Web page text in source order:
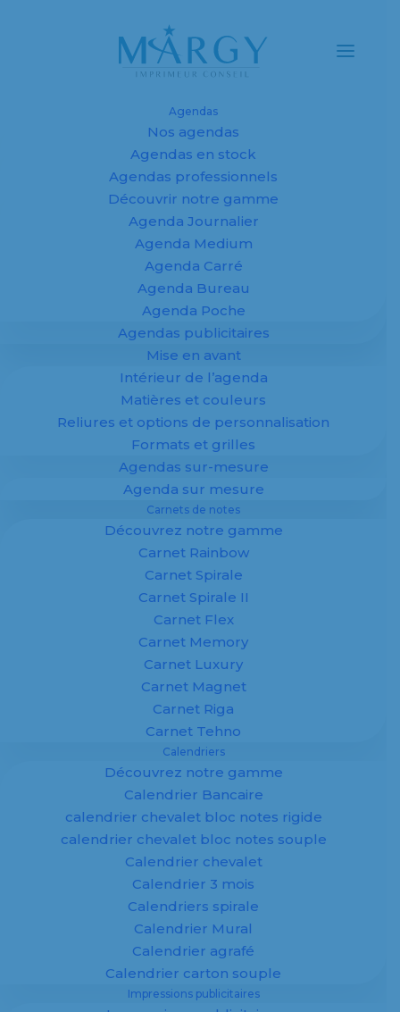
Agendas
Nos agendas
Agendas en stock
Agendas professionnels
Découvrir notre gamme
Agenda Journalier
Agenda Medium
Agenda Carré
Agenda Bureau
Agenda Poche
Agendas publicitaires
Mise en avant
Intérieur de l’agenda
Matières et couleurs
Reliures et options de personnalisation
Formats et grilles
Agendas sur-mesure
Agenda sur mesure
Carnets de notes
Découvrez notre gamme
Carnet Rainbow
Carnet Spirale
Carnet Spirale II
Carnet Flex
Carnet Memory
Carnet Luxury
Carnet Magnet
Carnet Riga
Carnet Tehno
Calendriers
Découvrez notre gamme
Calendrier Bancaire
calendrier chevalet bloc notes rigide
calendrier chevalet bloc notes souple
Calendrier chevalet
Calendrier 3 mois
Calendriers spirale
Calendrier Mural
Calendrier agrafé
Calendrier carton souple
Impressions publicitaires
Agendas et
calendriers
personnalisés
2027 pour
entreprises,
fabricant sur
mesure
100 % personnalisé
Spécialiste de la fabrication d’agendas
et supports imprimés
personnalisés pour entreprises, Margy
Imprimeur vous accompagne dans la
création de supports publicitaires sur
Agendas, calendriers et carnets
votre image : offrez à vos clients un support
utile, durable et visible toute l’année.
✔ Impression professionnelle
✔ Adapté aux entreprises
En savoir plus
Objets